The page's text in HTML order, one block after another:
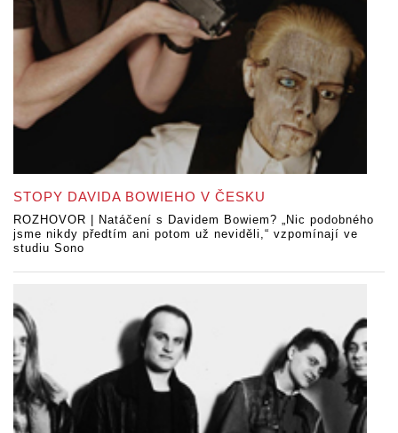
STOPY DAVIDA BOWIEHO V ČESKU
ROZHOVOR | Natáčení s Davidem Bowiem? „Nic podobného
jsme nikdy předtím ani potom už neviděli,“ vzpomínají ve
studiu Sono